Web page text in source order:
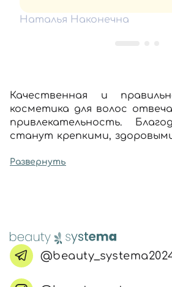
Наталья Наконечна
Качественная и
косметика для волос
привлекательность.
станут крепкими,
ультрафиолета,
На нашем сайте – только
товары от
Испании, Италии,
которые вы можете
Развернуть